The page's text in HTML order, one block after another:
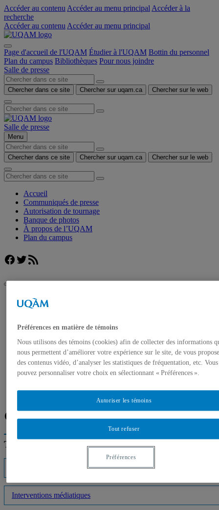
Accéder au contenu Accéder au menu principal Accéder à la
recherche
Accéder au contenu Accéder au menu principal
Page d'accueil de l'UQAM Étudier à l'UQAM Bottin du personnel
Plan du campus Bibliothèques Pour nous joindre
Salle de presse
Chercher dans ce site Chercher sur uqam.ca Chercher sur le web
Salle de presse
Menu
Chercher dans ce site Chercher sur uqam.ca Chercher sur le web
Accueil
Communiqués de presse
Autorisation de tournage
Banque de photos
À propos de l’UQAM
Plan du campus
Facebook
Twitter
Flux RSS
UQAM
Salle de presse
Chaire de tourisme Transat de l’ESG UQAM dévoile les
Accueil
Communiqués de presse
Autorisation de tournage
Banque de photos
Facebook
Twitter
Flux RSS
Trouver un expert
Interventions médiatiques
Préférences en matière de témoins
Nous utilisons des témoins (cookies) afin de collecter des informations
nous permettent d’améliorer votre expérience sur le site, de vous
des contenus vidéo, d’analyser les statistiques de fréquentation, etc. Vous
pouvez personnaliser votre choix en sélectionnant « Préférences ».
Tout refuser
Autoriser les témoins
Préférences